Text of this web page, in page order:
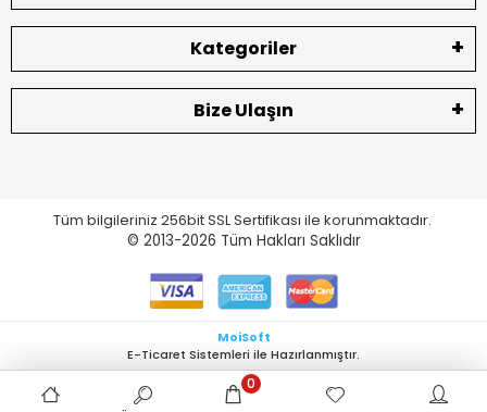
Kategoriler
Bize Ulaşın
Tüm bilgileriniz 256bit SSL Sertifikası ile korunmaktadır.
© 2013-2026 Tüm Hakları Saklıdır
0
MoiSoft
E-Ticaret Sistemleri ile Hazırlanmıştır.